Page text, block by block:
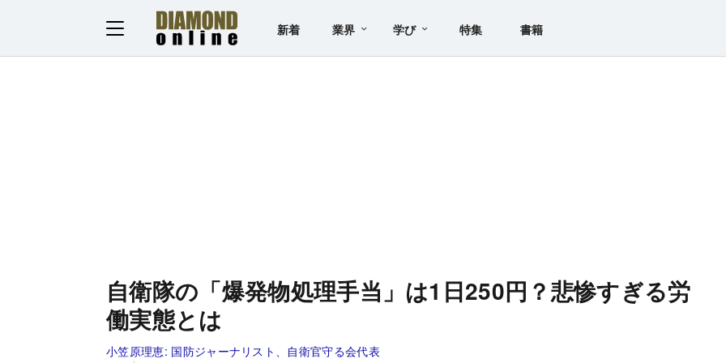
新着 業界 学び 特集 書籍
自衛隊の「爆発物処理手当」は1日250円？悲惨すぎる労
働実態とは
小笠原理恵: 国防ジャーナリスト、自衛官守る会代表